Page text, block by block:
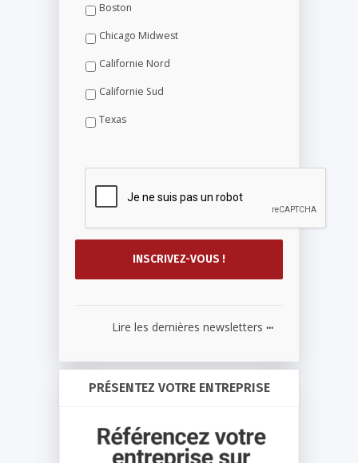
Boston
Chicago Midwest
Californie Nord
Californie Sud
Texas
Lire les dernières newsletters ...
PRÉSENTEZ VOTRE ENTREPRISE